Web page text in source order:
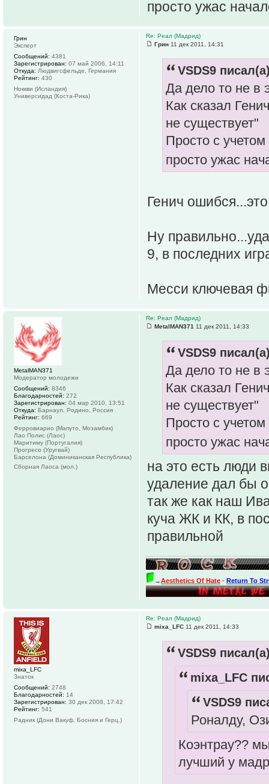
просто ужас
Re: Реал (Мадрид)
Грин 11 дек 2011, 14:31
VSDS9
Да дело то не в
Как сказал
не существует"
Просто с
просто ужас
Генич
Ну
9, в последних
Месси ключевая
Грин
Эксперт
Сообщений: 4381
Зарегистрирован: 07 май 2006, 14:11
Откуда: Людвигсфельде, Германия
Рейтинг: 430
Ноккви (Исландия)
Универсидад (Коста-Рика)
Re: Реал (Мадрид)
MetalMAN371 11 дек 2011, 14:33
VSDS9
Да дело то не в
Как сказал
не существует"
Просто с
просто ужас
на это есть люди
удаление дал бы
так же как наш
куча ЖК и КК, в
правильной
→Aesthetics Of Hate - Return To
MetalMAN371
Модератор молодежи
Сообщений: 8346
Благодарностей: 272
Зарегистрирован: 04 мар 2010, 13:51
Откуда: Барнаул, Родино, Россия
Рейтинг: 669
Ферровиарио (Мапуто, Мозамбик)
Лао Полис (Лаос)
Маритиму (Португалия)
Прогресо (Уругвай)
Барселона (Доминиканская Республика)
Сборная Лаоса (мол.)
Re: Реал (Мадрид)
mixa_LFC 11 дек 2011, 14:33
VSDS9
mixa_LFC
VSDS9
Роналду,
Коэнтрау??
лучший у
mixa_LFC
Знаток
Сообщений: 2748
Благодарностей: 14
Зарегистрирован: 30 дек 2008, 17:42
Рейтинг: 541
Радник (Дони Вакуф, Босния и Герц.)